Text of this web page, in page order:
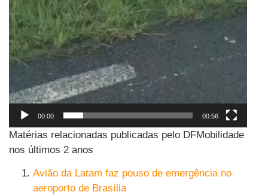
00:00 00:56
Matérias relacionadas publicadas pelo DFMobilidade
nos últimos 2 anos
Avião da Latam faz pouso de emergência no
aeroporto de Brasília